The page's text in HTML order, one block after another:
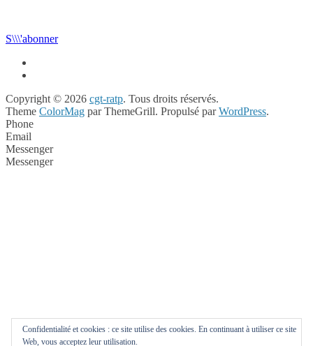
S\\\'abonner
Copyright © 2026 cgt-ratp. Tous droits réservés.
Theme ColorMag par ThemeGrill. Propulsé parWordPress.
Phone
Email
Messenger
Messenger
Confidentialité et cookies : ce site utilise des cookies. En continuant à utiliser ce site
Web, vous acceptez leur utilisation.